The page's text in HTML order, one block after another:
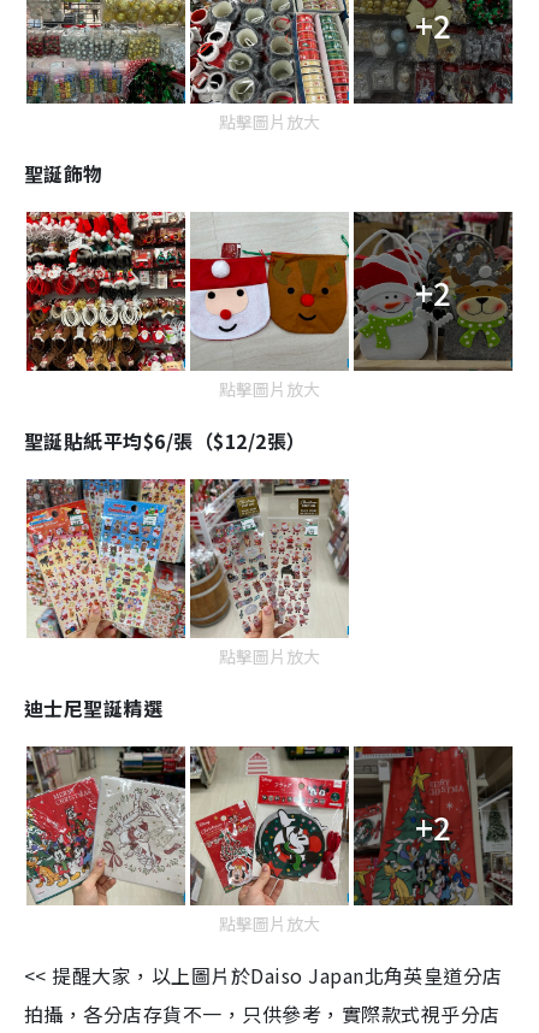
+2
點擊圖片放大
聖誕飾物
+2
點擊圖片放大
聖誕貼紙平均$6/張（$12/2張）
點擊圖片放大
迪士尼聖誕精選
+2
點擊圖片放大
<< 提醒大家，以上圖片於Daiso Japan北角英皇道分店
拍攝，各分店存貨不一，只供參考，實際款式視乎分店